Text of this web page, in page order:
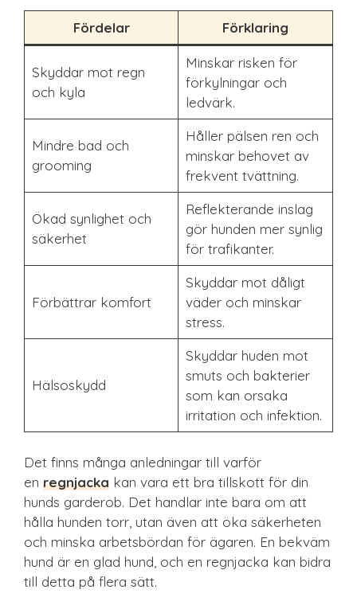
Fördelar Förklaring
Skyddar mot regn
och kyla
Minskar risken för
förkylningar och
ledvärk.
Mindre bad och
grooming
Håller pälsen ren och
minskar behovet av
frekvent tvättning.
Ökad synlighet och
säkerhet
Reflekterande inslag
gör hunden mer synlig
för trafikanter.
Förbättrar komfort
Skyddar mot dåligt
väder och minskar
stress.
Hälsoskydd
Skyddar huden mot
smuts och bakterier
som kan orsaka
irritation och infektion.
Det finns många anledningar till varför
en regnjacka kan vara ett bra tillskott för din
hunds garderob. Det handlar inte bara om att
hålla hunden torr, utan även att öka säkerheten
och minska arbetsbördan för ägaren. En bekväm
hund är en glad hund, och en regnjacka kan bidra
till detta på flera sätt.